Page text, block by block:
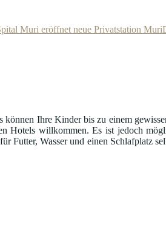
Muri eröffnet neue Privatstation
Ihre Kinder bis zu einem
Hotels willkommen. Es ist jedoch
Futter, Wasser und einen Schlafplatz